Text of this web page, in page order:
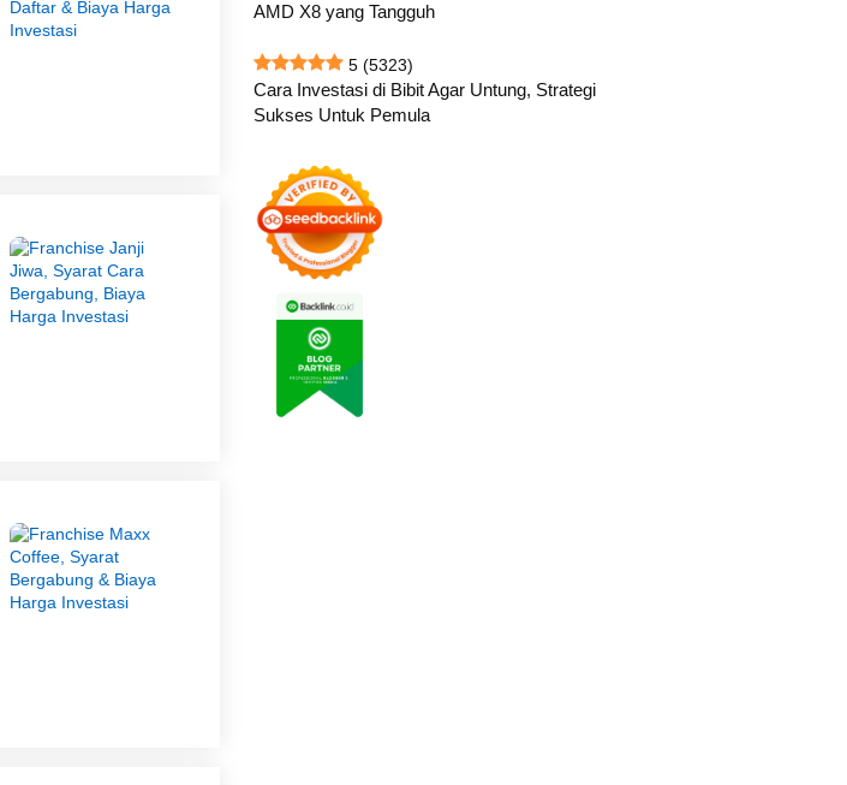
AMD X8 yang Tangguh
5 (5323)
Cara Investasi di Bibit Agar Untung, Strategi
Sukses Untuk Pemula